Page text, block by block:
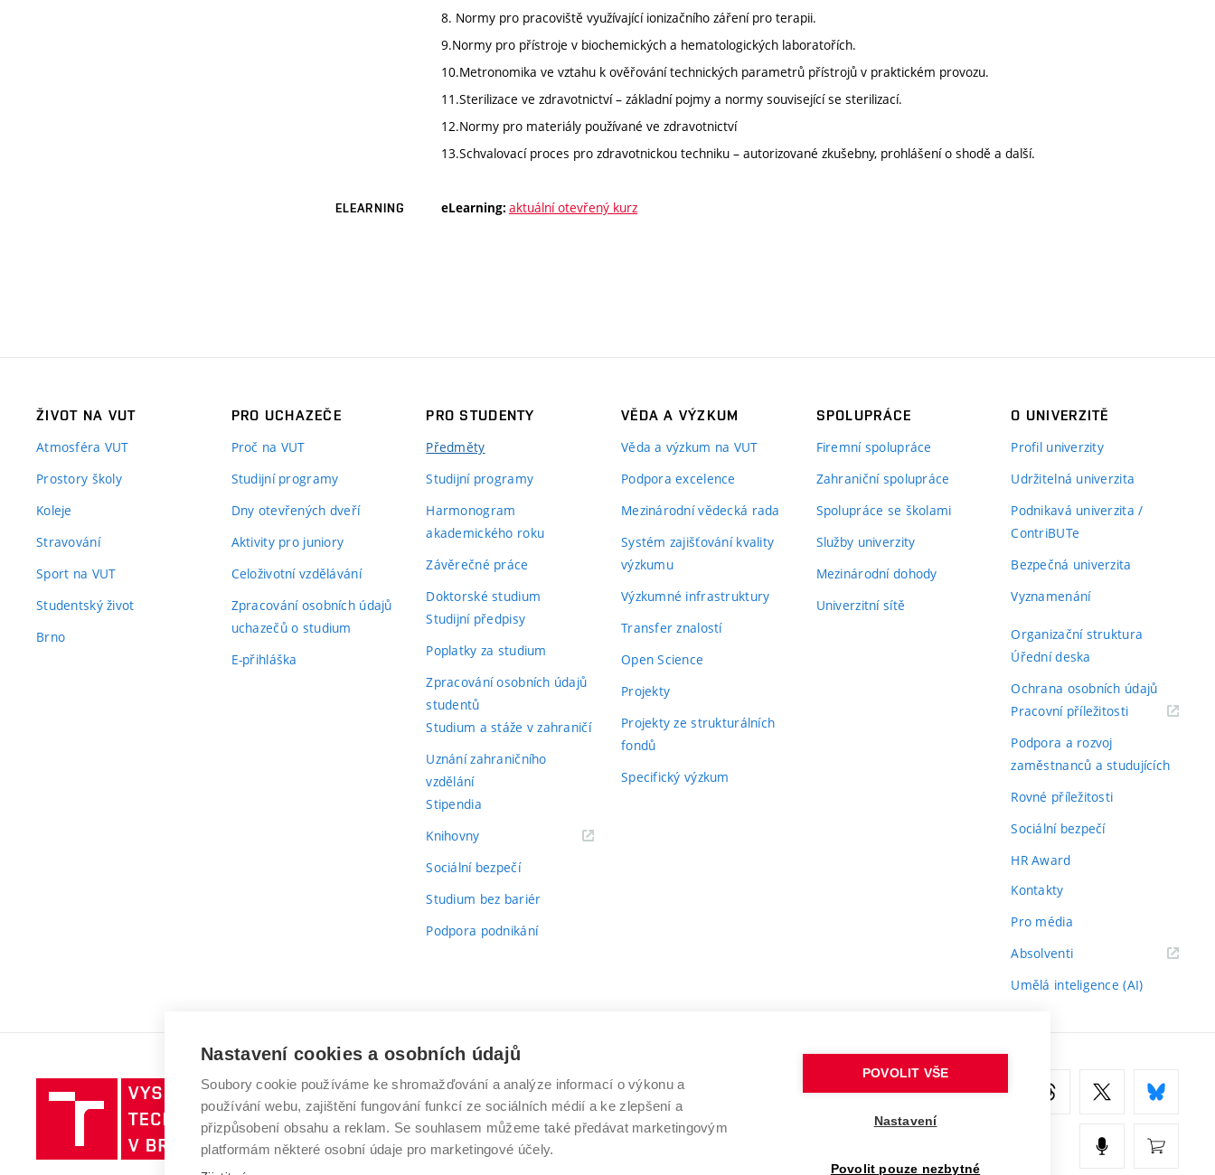
8. Normy pro pracoviště využívající ionizačního záření pro terapii.
9.Normy pro přístroje v biochemických a hematologických laboratořích.
10.Metronomika ve vztahu k ověřování technických parametrů přístrojů v praktickém provozu.
11.Sterilizace ve zdravotnictví – základní pojmy a normy související se sterilizací.
12.Normy pro materiály používané ve zdravotnictví
13.Schvalovací proces pro zdravotnickou techniku – autorizované zkušebny, prohlášení o shodě a další.
ELEARNING eLearning: aktuální otevřený kurz
ŽIVOT NA VUT
Atmosféra VUT
Prostory školy
Koleje
Stravování
Sport na VUT
Studentský život
Brno
PRO UCHAZEČE
Proč na VUT
Studijní programy
Dny otevřených dveří
Aktivity pro juniory
Celoživotní vzdělávání
Zpracování osobních údajů
uchazečů o studium
E-přihláška
PRO STUDENTY
Předměty
Studijní programy
Harmonogram
akademického roku
Závěrečné práce
Doktorské studium
Studijní předpisy
Poplatky za studium
Zpracování osobních údajů
studentů
Studium a stáže v zahraničí
Uznání zahraničního
vzdělání
Stipendia
Knihovny(externí
Sociální bezpečí
Studium bez bariér
Podpora podnikání
VĚDA A VÝZKUM
Věda a výzkum na VUT
Podpora excelence
Mezinárodní vědecká rada
Systém zajišťování kvality
výzkumu
Výzkumné infrastruktury
Transfer znalostí
Open Science
Projekty
Projekty ze strukturálních
fondů
Specifický výzkum
SPOLUPRÁCE
Firemní spolupráce
Zahraniční spolupráce
Spolupráce se školami
Služby univerzity
Mezinárodní dohody
Univerzitní sítě
O UNIVERZITĚ
Profil univerzity
Udržitelná univerzita
Podnikavá univerzita /
ContriBUTe
Bezpečná univerzita
Vyznamenání
Organizační struktura
Úřední deska
Ochrana osobních údajů
Pracovní příležitosti(externí
Podpora a rozvoj
zaměstnanců a studujících
Rovné příležitosti
Sociální bezpečí
HR Award
Kontakty
Pro média
Absolventi(externí
Umělá inteligence (AI)
Vysoké
učení
technické
v
VYSOKÉ UČENÍ TECHNICKÉ V BRNĚ
Antonínská 548/1
602 00 Brno
www.vut.cz
Nastavení cookies a osobních údajů
Soubory cookie používáme ke shromažďování a analýze informací o výkonu a
používání webu, zajištění fungování funkcí ze sociálních médií a ke zlepšení a
přizpůsobení obsahu a reklam. Se souhlasem můžeme také předávat marketingovým
platformám některé osobní údaje pro marketingové účely.
POVOLIT VŠE
Nastavení
Povolit pouze nezbytné